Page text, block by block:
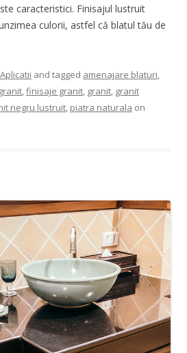
caracteristici. Finisajul lustruit
culorii, astfel că blatul tău de
Aplicatii and tagged amenajare blaturi,
,finisaje granit, granit, granit
negru lustruit, piatra naturala on